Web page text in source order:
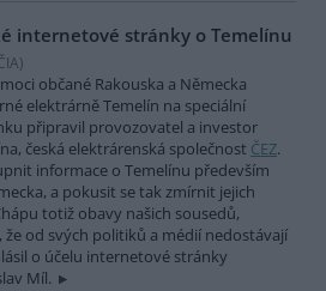
internetové stránky o Temelínu
)
občané Rakouska a Německa
elektrárně Temelín na speciální
připravil provozovatel a investor
česká elektrárenská společnost ČEZ.
informace o Temelínu především
a pokusit se tak zmírnit jejich
totiž obavy našich sousedů,
od svých politiků a médií nedostávají
o účelu internetové stránky
Míl.